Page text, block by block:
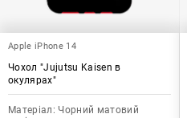
Apple iPhone 14
Чохол "Jujutsu Kaisen в
окулярах"
Матеріал: Чорний матовий